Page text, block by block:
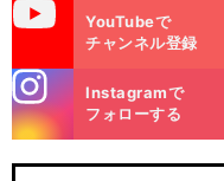
YouTubeで
チャンネル登録
m
Instagramで
フォローする